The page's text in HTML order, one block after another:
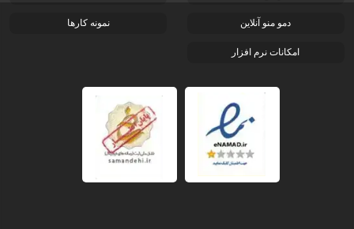
دمو منو آنلاین نمونه کارها
امکانات نرم افزار